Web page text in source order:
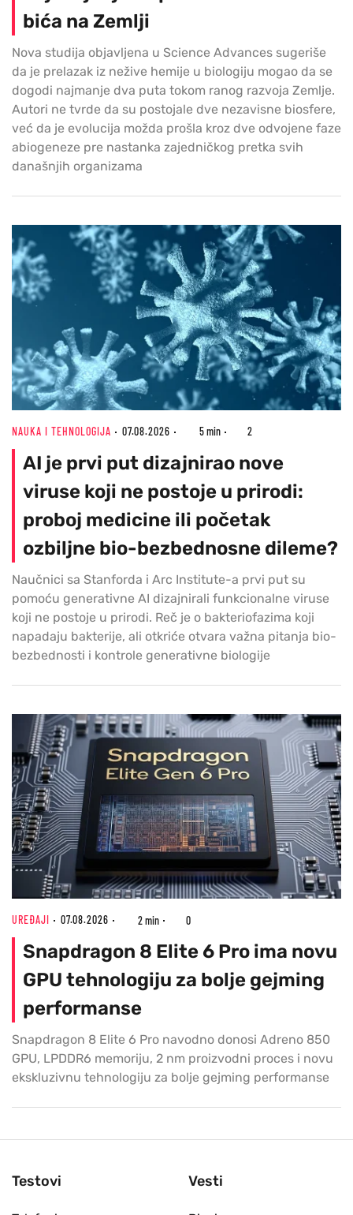
bića na Zemlji
Nova studija objavljena u Science Advances sugeriše
da je prelazak iz nežive hemije u biologiju mogao da se
dogodi najmanje dva puta tokom ranog razvoja Zemlje.
Autori ne tvrde da su postojale dve nezavisne biosfere,
već da je evolucija možda prošla kroz dve odvojene faze
abiogeneze pre nastanka zajedničkog pretka svih
današnjih organizama
NAUKA I TEHNOLOGIJA 07.08.2026 5 min 2
AI je prvi put dizajnirao nove
viruse koji ne postoje u prirodi:
proboj medicine ili početak
ozbiljne bio-bezbednosne dileme?
Naučnici sa Stanforda i Arc Institute-a prvi put su
pomoću generativne AI dizajnirali funkcionalne viruse
koji ne postoje u prirodi. Reč je o bakteriofazima koji
napadaju bakterije, ali otkriće otvara važna pitanja bio-
bezbednosti i kontrole generativne biologije
UREĐAJI 07.08.2026 2 min 0
Snapdragon 8 Elite 6 Pro ima novu
GPU tehnologiju za bolje gejming
performanse
Snapdragon 8 Elite 6 Pro navodno donosi Adreno 850
GPU, LPDDR6 memoriju, 2 nm proizvodni proces i novu
ekskluzivnu tehnologiju za bolje gejming performanse
Testovi Vesti